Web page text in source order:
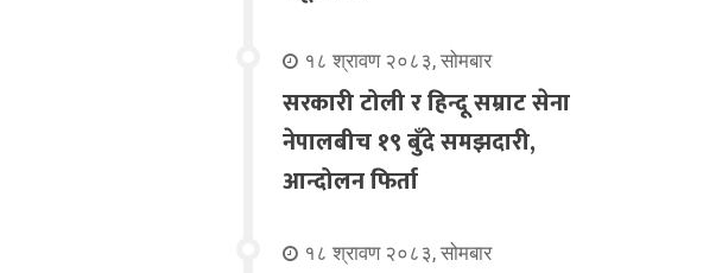
१८ श्रावण २०८३, सोमबार
सरकारी टोली र हिन्दू सम्राट सेना
नेपालबीच १९ बुँदे समझदारी,
आन्दोलन फिर्ता
१८ श्रावण २०८३, सोमबार